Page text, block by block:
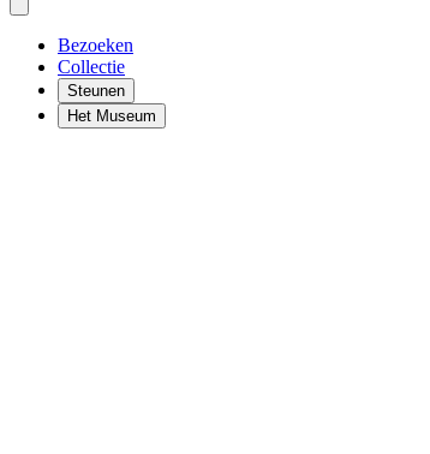
Bezoeken
Collectie
Steunen
Het Museum